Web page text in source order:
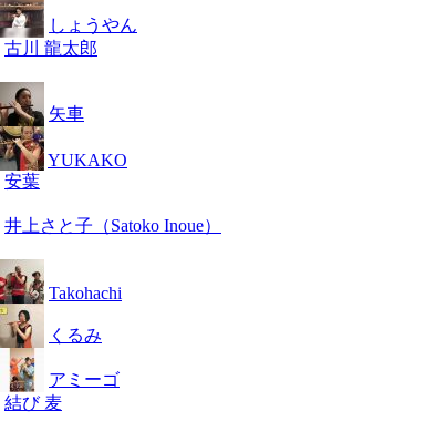
しょうやん
古川 龍太郎
矢車
YUKAKO
安葉
井上さと子（Satoko Inoue）
Takohachi
くるみ
アミーゴ
結び 麦